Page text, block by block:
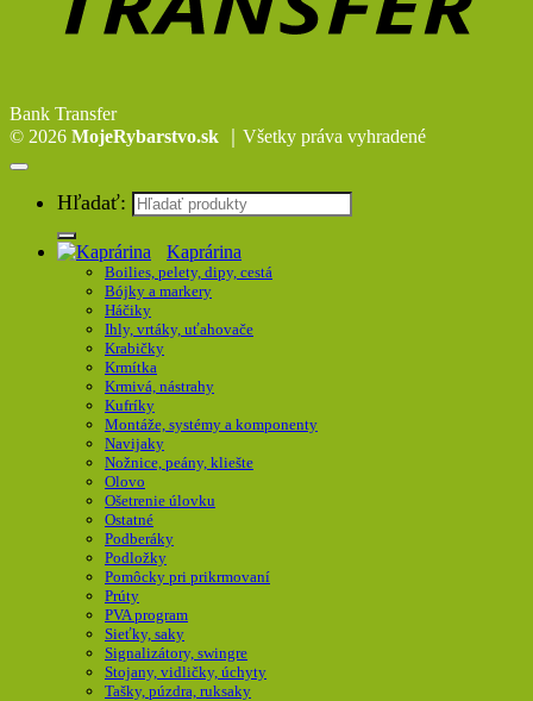
Bank Transfer
© 2026 MojeRybarstvo.sk ｜Všetky práva vyhradené
Hľadať:
Kaprárina
Boilies, pelety, dipy, cestá
Bójky a markery
Háčiky
Ihly, vrtáky, uťahovače
Krabičky
Krmítka
Krmivá, nástrahy
Kufríky
Montáže, systémy a komponenty
Navijaky
Nožnice, peány, kliešte
Olovo
Ošetrenie úlovku
Ostatné
Podberáky
Podložky
Pomôcky pri prikrmovaní
Prúty
PVA program
Sieťky, saky
Signalizátory, swingre
Stojany, vidličky, úchyty
Tašky, púzdra, ruksaky